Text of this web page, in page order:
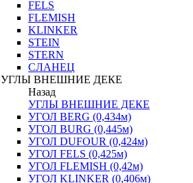
FELS
FLEMISH
KLINKER
STEIN
STERN
СЛАНЕЦ
УГЛЫ ВНЕШНИЕ ДЕКЕ
Назад
УГЛЫ ВНЕШНИЕ ДЕКЕ
УГОЛ BERG (0,434м)
УГОЛ BURG (0,445м)
УГОЛ DUFOUR (0,424м)
УГОЛ FELS (0,425м)
УГОЛ FLEMISH (0,42м)
УГОЛ KLINKER (0,406м)